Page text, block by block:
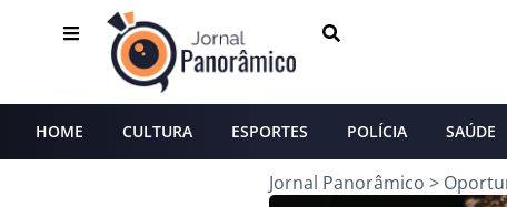
HOME CULTURA ESPORTES POLÍCIA SAÚDE
Jornal Panorâmico >